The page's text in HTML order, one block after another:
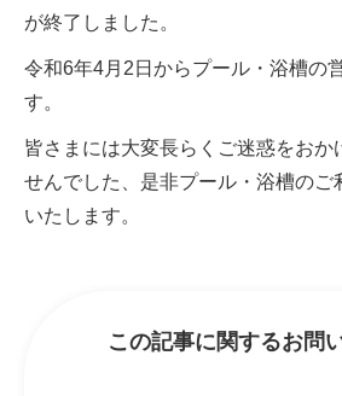
が終了しました。
令和6年4月2日からプール・浴槽の
す。
皆さまには大変長らくご迷惑をおか
せんでした、是非プール・浴槽のご
いたします。
この記事に関するお問